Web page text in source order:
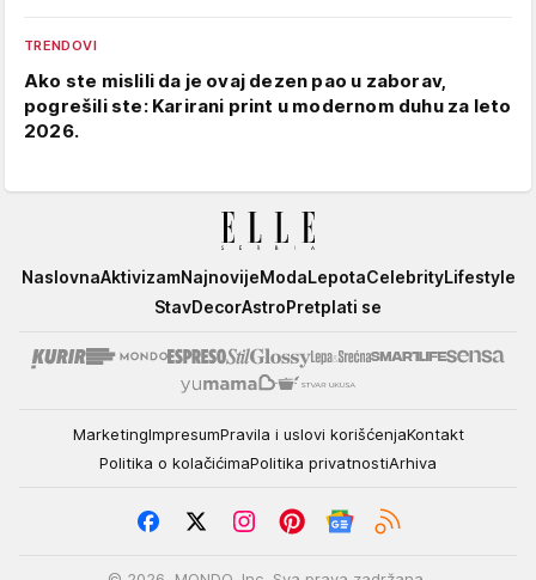
TRENDOVI
Ako ste mislili da je ovaj dezen pao u zaborav,
pogrešili ste: Karirani print u modernom duhu za leto
2026.
Elle
NaslovnaAktivizamNajnovijeModaLepotaCelebrityLifestyle
StavDecorAstroPretplati se
MarketingImpresumPravila i uslovi korišćenjaKontakt
Politika o kolačićimaPolitika privatnostiArhiva